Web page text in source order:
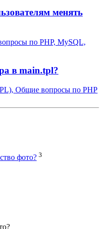
менять
по PHP, MySQL,
в main.tpl?
Общие вопросы по PHP
фото? 3